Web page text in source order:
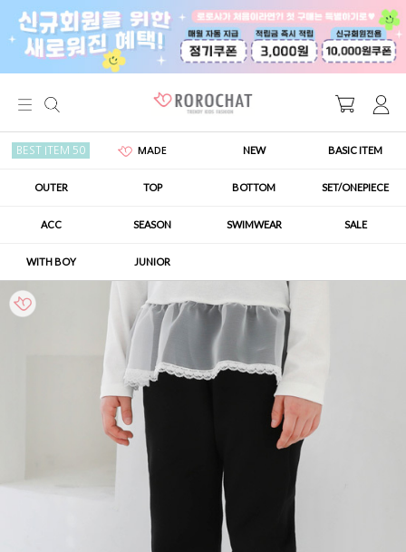
BEST ITEM 50 MADE NEW BASIC ITEM
OUTER TOP BOTTOM SET/ONEPIECE
ACC SEASON SWIMWEAR SALE
WITH BOY JUNIOR